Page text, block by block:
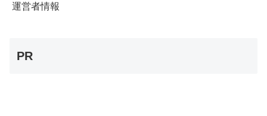
運営者情報
PR